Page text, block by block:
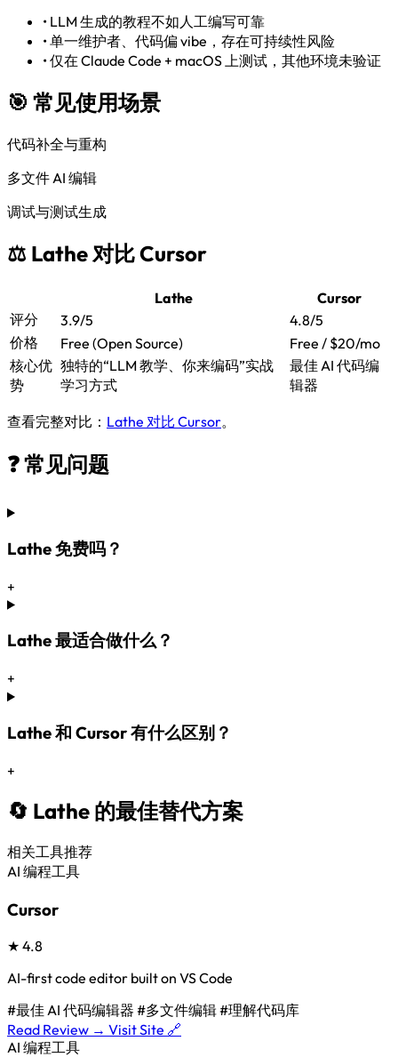
• LLM 生成的教程不如人工编写可靠
•单一维护者、代码偏 vibe，存在可持续性风险
•仅在 Claude Code + macOS 上测试，其他环境未验证
🎯 常见使用场景
代码补全与重构
多文件 AI 编辑
调试与测试生成
⚖️ Lathe 对比 Cursor
Lathe
Cursor
评分
3.9/5
4.8/5
价格
Free (Open Source)
Free / $20/mo
核心优
势
独特的“LLM 教学、你来编码”实战
学习方式
最佳 AI 代码编
辑器
查看完整对比： Lathe 对比 Cursor。
❓ 常见问题
Lathe 免费吗？
+
Lathe 最适合做什么？
+
Lathe 和 Cursor 有什么区别？
+
🔄 Lathe 的最佳替代方案
相关工具推荐
AI 编程工具
Cursor
★ 4.8
AI-first code editor built on VS Code
#最佳 AI 代码编辑器 #多文件编辑#理解代码库
Read Review → Visit Site 🔗
AI 编程工具